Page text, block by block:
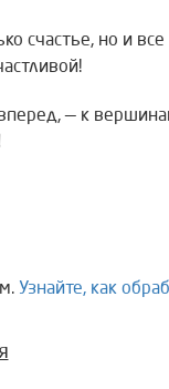
счастье, но и
— к
Узнайте, как